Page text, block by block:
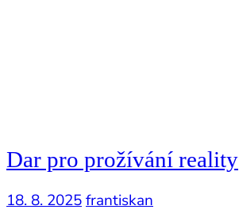
Dar pro prožívání reality
18. 8. 2025frantiskan